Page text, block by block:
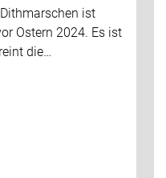
ist
Ostern 2024. Es ist
die…